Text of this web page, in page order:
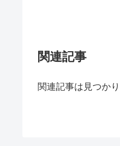
関連記事
関連記事は見つか